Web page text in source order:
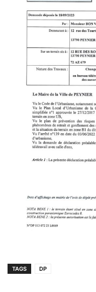
TAGS DP